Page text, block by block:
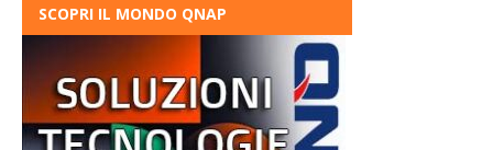
SCOPRI IL MONDO QNAP